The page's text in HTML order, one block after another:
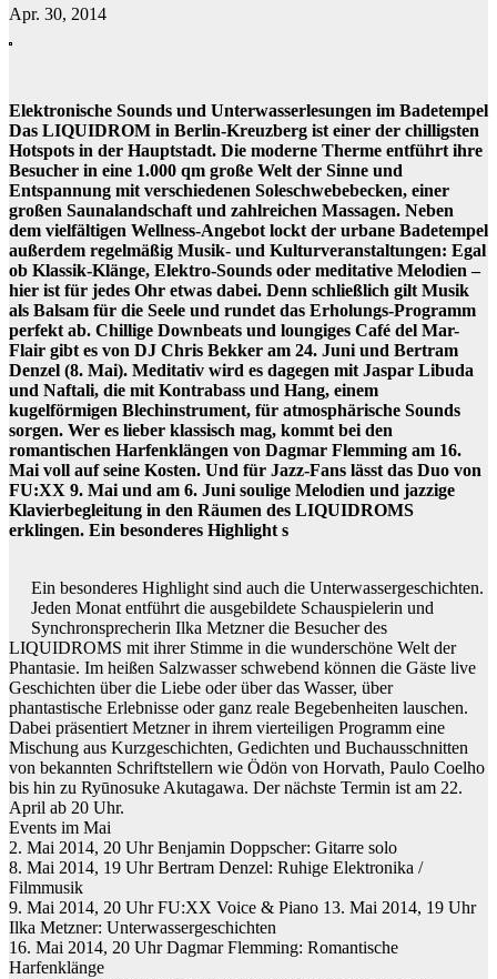
Apr. 30, 2014
Elektronische Sounds und Unterwasserlesungen im Badetempel
Das LIQUIDROM in Berlin-Kreuzberg ist einer der chilligsten
Hotspots in der Hauptstadt. Die moderne Therme entführt ihre
Besucher in eine 1.000 qm große Welt der Sinne und
Entspannung mit verschiedenen Soleschwebebecken, einer
großen Saunalandschaft und zahlreichen Massagen. Neben
dem vielfältigen Wellness-Angebot lockt der urbane Badetempel
außerdem regelmäßig Musik- und Kulturveranstaltungen: Egal
ob Klassik-Klänge, Elektro-Sounds oder meditative Melodien –
hier ist für jedes Ohr etwas dabei. Denn schließlich gilt Musik
als Balsam für die Seele und rundet das Erholungs-Programm
perfekt ab. Chillige Downbeats und loungiges Café del Mar-
Flair gibt es von DJ Chris Bekker am 24. Juni und Bertram
Denzel (8. Mai). Meditativ wird es dagegen mit Jaspar Libuda
und Naftali, die mit Kontrabass und Hang, einem
kugelförmigen Blechinstrument, für atmosphärische Sounds
sorgen. Wer es lieber klassisch mag, kommt bei den
romantischen Harfenklängen von Dagmar Flemming am 16.
Mai voll auf seine Kosten. Und für Jazz-Fans lässt das Duo von
FU:XX 9. Mai und am 6. Juni soulige Melodien und jazzige
Klavierbegleitung in den Räumen des LIQUIDROMS
erklingen. Ein besonderes Highlight s
Ein besonderes Highlight sind auch die Unterwassergeschichten.
Jeden Monat entführt die ausgebildete Schauspielerin und
Synchronsprecherin Ilka Metzner die Besucher des
LIQUIDROMS mit ihrer Stimme in die wunderschöne Welt der
Phantasie. Im heißen Salzwasser schwebend können die Gäste live
Geschichten über die Liebe oder über das Wasser, über
phantastische Erlebnisse oder ganz reale Begebenheiten lauschen.
Dabei präsentiert Metzner in ihrem vierteiligen Programm eine
Mischung aus Kurzgeschichten, Gedichten und Buchausschnitten
von bekannten Schriftstellern wie Ödön von Horvath, Paulo Coelho
bis hin zu Ryūnosuke Akutagawa. Der nächste Termin ist am 22.
April ab 20 Uhr.
Events im Mai
2. Mai 2014, 20 Uhr Benjamin Doppscher: Gitarre solo
8. Mai 2014, 19 Uhr Bertram Denzel: Ruhige Elektronika /
Filmmusik
9. Mai 2014, 20 Uhr FU:XX Voice & Piano 13. Mai 2014, 19 Uhr
Ilka Metzner: Unterwassergeschichten
16. Mai 2014, 20 Uhr Dagmar Flemming: Romantische
Harfenklänge